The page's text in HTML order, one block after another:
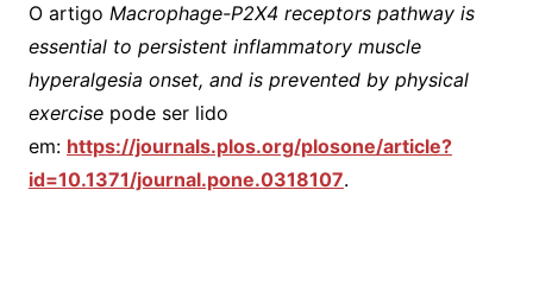
O artigo Macrophage-P2X4 receptors pathway is
essential to persistent inflammatory muscle
hyperalgesia onset, and is prevented by physical
exercisepode ser lido
em: https://journals.plos.org/plosone/article?
id=10.1371/journal.pone.0318107.